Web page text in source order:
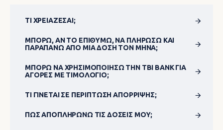
ΤΙ ΧΡΕΙΆΖΕΣΑΙ;
ΜΠΟΡΏ, ΑΝ ΤΟ ΕΠΙΘΥΜΏ, ΝΑ ΠΛΗΡΏΣΩ ΚΑΙ
ΠΑΡΑΠΆΝΩ ΑΠΌ ΜΊΑ ΔΌΣΗ ΤΟΝ ΜΉΝΑ;
ΜΠΟΡΏ ΝΑ ΧΡΗΣΙΜΟΠΟΊΗΣΩ ΤΗΝ TBI BANK ΓΙΑ
ΑΓΟΡΈΣ ΜΕ ΤΙΜΟΛΌΓΙΟ;
ΤΙ ΓΊΝΕΤΑΙ ΣΕ ΠΕΡΊΠΤΩΣΗ ΑΠΌΡΡΙΨΗΣ;
ΠΏΣ ΑΠΟΠΛΗΡΏΝΩ ΤΙΣ ΔΌΣΕΙΣ ΜΟΥ;